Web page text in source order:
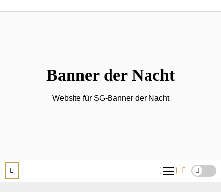
Banner der Nacht
Website für SG-Banner der Nacht